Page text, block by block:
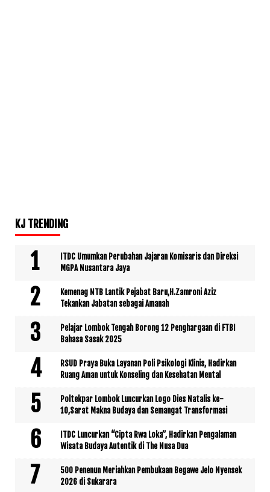
KJ TRENDING
ITDC Umumkan Perubahan Jajaran Komisaris dan Direksi
MGPA Nusantara Jaya
Kemenag NTB Lantik Pejabat Baru,H.Zamroni Aziz
Tekankan Jabatan sebagai Amanah
Pelajar Lombok Tengah Borong 12 Penghargaan di FTBI
Bahasa Sasak 2025
RSUD Praya Buka Layanan Poli Psikologi Klinis, Hadirkan
Ruang Aman untuk Konseling dan Kesehatan Mental
Poltekpar Lombok Luncurkan Logo Dies Natalis ke-
10,Sarat Makna Budaya dan Semangat Transformasi
ITDC Luncurkan “Cipta Rwa Loka”, Hadirkan Pengalaman
Wisata Budaya Autentik di The Nusa Dua
500 Penenun Meriahkan Pembukaan Begawe Jelo Nyensek
2026 di Sukarara